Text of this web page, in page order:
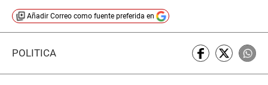
Añadir Correo como fuente preferida en
POLÍTICA